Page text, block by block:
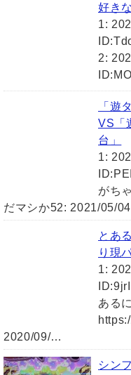
好き
1:
2:
「遊
VS「
台」
1:
がち
だマシか52: 2021/05/
とあ
り現
1:
ある
2020/09/…
シン